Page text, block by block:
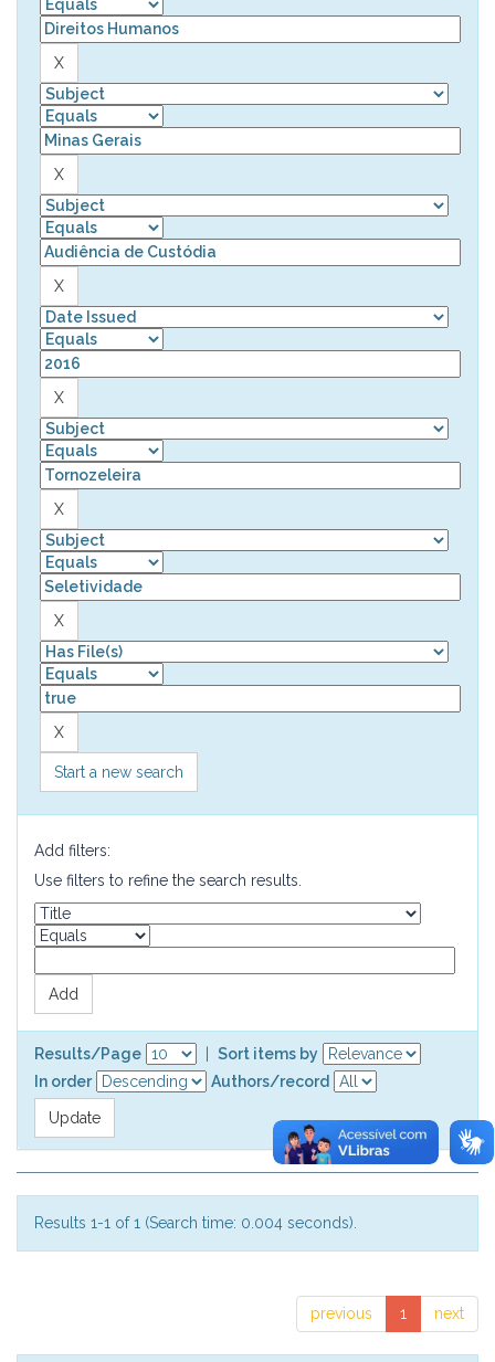
Start a new search
Add filters:
Use filters to refine the search results.
Results/Page
Sort items by
In order
Authors/record
Results 1-1 of 1 (Search time: 0.004 seconds).
previous 1 next